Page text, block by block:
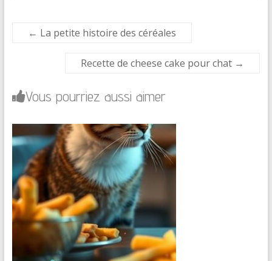
← La petite histoire des céréales
Recette de cheese cake pour chat →
Vous pourriez aussi aimer